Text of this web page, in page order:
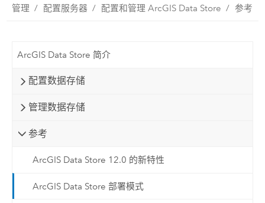
管理 配置服务器 配置和管理 ArcGIS Data Store 参考
ArcGIS Data Store 简介
配置数据存储
管理数据存储
参考
ArcGIS Data Store 12.0 的新特性
ArcGIS Data Store 部署模式